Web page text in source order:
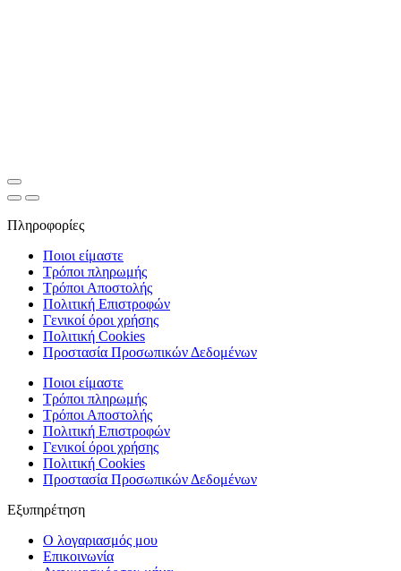
Πληροφορίες
Ποιοι είμαστε
Τρόποι πληρωμής
Τρόποι Αποστολής
Πολιτική Επιστροφών
Γενικοί όροι χρήσης
Πολιτική Cookies
Προστασία Προσωπικών Δεδομένων
Ποιοι είμαστε
Τρόποι πληρωμής
Τρόποι Αποστολής
Πολιτική Επιστροφών
Γενικοί όροι χρήσης
Πολιτική Cookies
Προστασία Προσωπικών Δεδομένων
Εξυπηρέτηση
Ο λογαριασμός μου
Επικοινωνία